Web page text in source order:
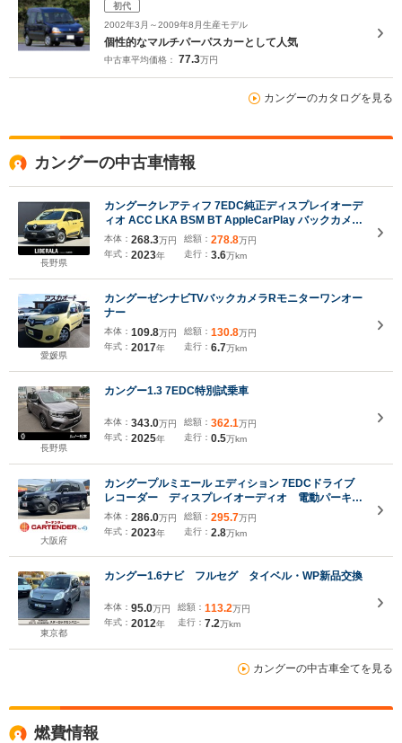
初代
2002年3月～2009年8月生産モデル
個性的なマルチパーパスカーとして人気
中古車平均価格： 77.3万円
カングーのカタログを見る
カングーの中古車情報
長野県
カングークレアティフ 7EDC純正ディスプレイオーデ
ィオ ACC LKA BSM BT AppleCarPlay バックカメラ
ETC ドラレコ デジタルインナーミラー LEDライト オ
ートライト ルーフレール 純正16インチスチールホイ
ール 衝突軽減ブレーキ
本体： 268.3万円
年式： 2023年
総額： 278.8万円
走行： 3.6万km
愛媛県
カングーゼンナビTVバックカメラRモニターワンオー
ナー
本体： 109.8万円
年式： 2017年
総額： 130.8万円
走行： 6.7万km
長野県
カングー1.3 7EDC特別試乗車
本体： 343.0万円
年式： 2025年
総額： 362.1万円
走行： 0.5万km
大阪府
カングープルミエール エディション 7EDCドライブ
レコーダー ディスプレイオーディオ 電動パーキン
グブレーキ ETC バックカメラ ナビ クリアラン
スソナー クルーズコントロール キーフリー 衝突
被害軽減システム LEDヘッドランプ
本体： 286.0万円
年式： 2023年
総額： 295.7万円
走行： 2.8万km
東京都
カングー1.6ナビ フルセグ タイベル・WP新品交換
本体： 95.0万円
年式： 2012年
総額： 113.2万円
走行： 7.2万km
カングーの中古車全てを見る
燃費情報